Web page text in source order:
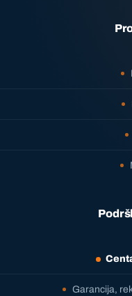
Garancija,